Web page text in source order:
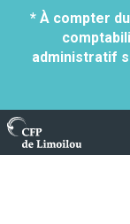
* À compter
administratif